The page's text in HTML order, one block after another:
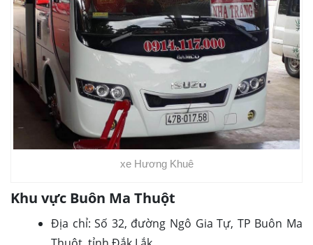
xe Hương Khuê
Khu vực Buôn Ma Thuột
Địa chỉ: Số 32, đường Ngô Gia Tự, TP Buôn Ma